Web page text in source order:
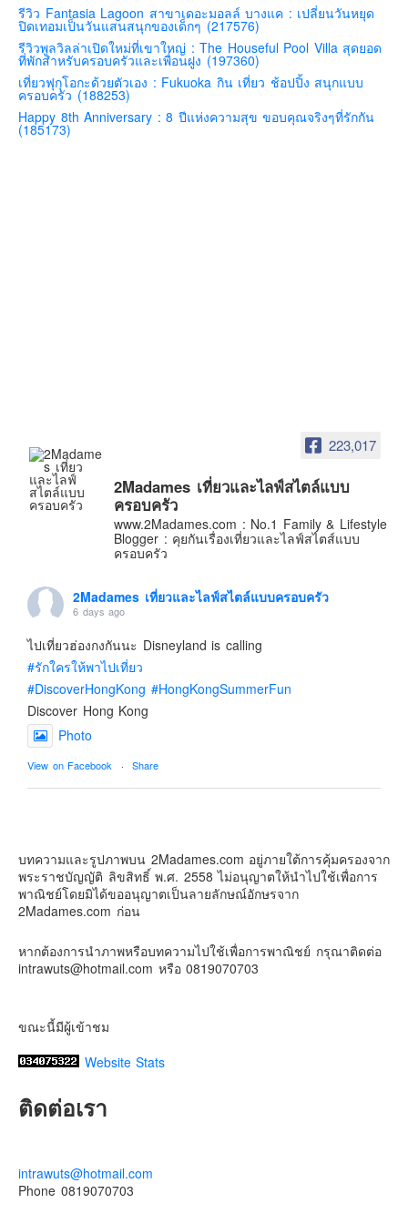
คันโต-โตเกียวและรอบๆ
คันไซ-โอซาก้า เกียวโต
คิวชู – ฟุกุโอกะ ซางะ เปปปุ ยุฟุอิน นางาซากิ
ฮอกไกโด
เกาหลีใต้
ฮ่องกง
ไต้หวัน
นิวซีแลนด์
อเมริกา
ร้านอร่อย
บทความครอบครัว
Beauty Review
รีวิวสายการบิน
Events & PR News
รีวิว Fantasia Lagoon สาขาเดอะมอลล์ บางแค : เปลี่ยนวันหยุด
ปิดเทอมเป็นวันแสนสนุกของเด็กๆ (217576)
รีวิวพูลวิลล่าเปิดใหม่ที่เขาใหญ่ : The Houseful Pool Villa สุดยอด
ที่พักสำหรับครอบครัวและเพื่อนฝูง (197360)
เที่ยวฟุกุโอกะด้วยตัวเอง : Fukuoka กิน เที่ยว ช้อปปิ้ง สนุกแบบ
ครอบครัว (188253)
Happy 8th Anniversary : 8 ปีแห่งความสุข ขอบคุณจริงๆที่รักกัน
(185173)
223,017
2Madames เที่ยวและไลฟ์สไตล์แบบ
ครอบครัว
www.2Madames.com : No.1 Family & Lifestyle
Blogger : คุยกันเรื่องเที่ยวและไลฟ์สไตส์แบบ
ครอบครัว
2Madames เที่ยวและไลฟ์สไตล์แบบครอบครัว
6 days ago
ไปเที่ยวฮ่องกงกันนะ Disneyland is calling
#รักใครให้พาไปเที่ยว
#DiscoverHongKong #HongKongSummerFun
Discover Hong Kong
Photo
View on Facebook · Share
เตรียมไว้หนวด ถอยปืนลูกซอง
#น้องเกรซ #ลูกสาวเราเป็นสาวแล้ว
Photo
View on Facebook Share
บทความและรูปภาพบน 2Madames.com อยู่ภายใต้การคุ้มครองจาก
พระราชบัญญัติ ลิขสิทธิ์ พ.ศ. 2558 ไม่อนุญาตให้นำไปใช้เพื่อการ
พาณิชย์โดยมิได้ขออนุญาตเป็นลายลักษณ์อักษรจาก
2Madames.com ก่อน
หากต้องการนำภาพหรือบทความไปใช้เพื่อการพาณิชย์ กรุณาติดต่อ
intrawuts@hotmail.com หรือ 0819070703
ขณะนี้มีผู้เข้าชม
Website Stats
ติดต่อเรา
intrawuts@hotmail.com
Phone 0819070703